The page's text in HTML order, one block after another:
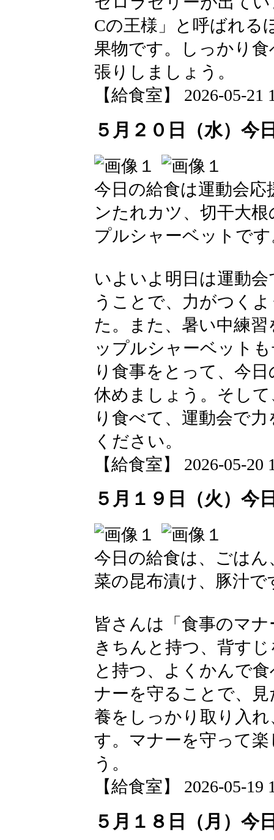
Cの王様」と呼ばれる
果物です。しっかり
張りしましょう。
【給食室】 2026-05-21
５月２０日（水）今
今日の給食は運動会
ンたれカツ、切干大
プルシャーベットで
いよいよ明日は運動
うことで、力がつく
た。また、暑い中練
ップルシャーベット
り食事をとって、今
休めましょう。そし
り食べて、運動会で
ください。
【給食室】 2026-05-20
５月１９日（火）今
今日の給食は、ごは
菜の昆布漬け、豚汁で
皆さんは「食事のマ
きちんと持つ、背す
と持つ、よくかんで
ナーを守ることで、
養をしっかり取り入
す。マナーを守って
う。
【給食室】 2026-05-19
５月１８日（月）今